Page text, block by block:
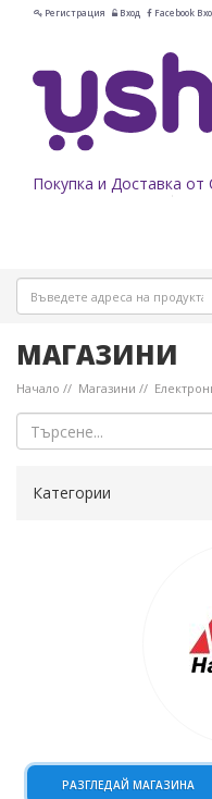
Регистрация Вход Facebook
Покупка и Доставка
МАГАЗИНИ
Начало Магазини
Категории
РАЗГЛЕДАЙ МАГАЗИНА